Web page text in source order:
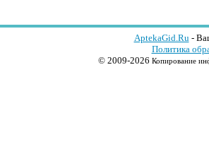
AptekaGid.Ru-
Политика
© 2009-2026 Копирование